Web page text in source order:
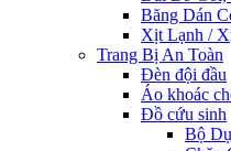
Băng Dán
Xịt Lạnh /
Trang Bị An Toàn
Đèn đội đầu
Áo khoác
Đồ cứu sinh
Bộ